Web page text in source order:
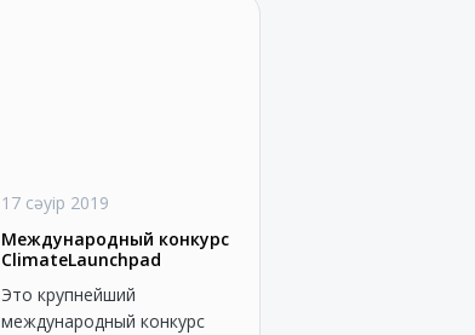
17 сәуір 2019
Международный конкурс
ClimateLaunchpad
Это крупнейший
международный конкурс